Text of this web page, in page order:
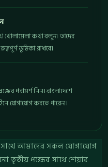
খোলামেলা কথা বলুন। তাদের
ভূমিকা রাখবে।
পরামর্শ নিন। বাংলাদেশে
যোগাযোগ করতে পারেন।
আমাদের সকল যোগাযোগ
তৃতীয় পক্ষের সাথে শেয়ার